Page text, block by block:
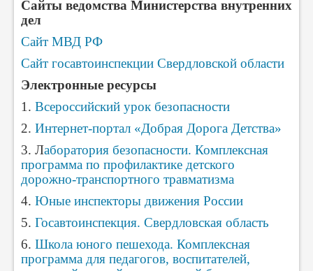
Сайты ведомства Министерства внутренних
дел
Сайт МВД РФ
Сайт госавтоинспекции Свердловской области
Электронные ресурсы
1. Всероссийский урок безопасности
2. Интернет-портал «Добрая Дорога Детства»
3. Лаборатория безопасности. Комплексная
программа по профилактике детского
дорожно-транспортного травматизма
4. Юные инспекторы движения России
5. Госавтоинспекция. Свердловская область
6. Школа юного пешехода. Комплексная
программа для педагогов, воспитателей,